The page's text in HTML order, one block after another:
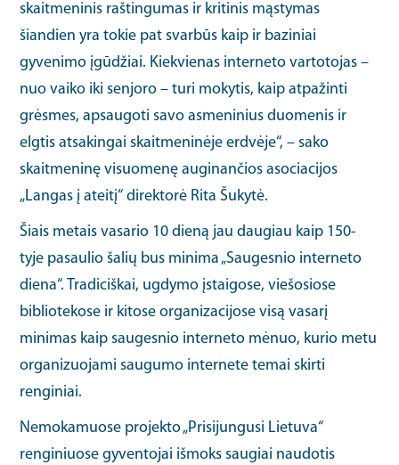
skaitmeninis raštingumas ir kritinis mąstymas
šiandien yra tokie pat svarbūs kaip ir baziniai
gyvenimo įgūdžiai. Kiekvienas interneto vartotojas –
nuo vaiko iki senjoro – turi mokytis, kaip atpažinti
grėsmes, apsaugoti savo asmeninius duomenis ir
elgtis atsakingai skaitmeninėje erdvėje“, – sako
skaitmeninę visuomenę auginančios asociacijos
„Langas į ateitį“ direktorė Rita Šukytė.
Šiais metais vasario 10 dieną jau daugiau kaip 150-
tyje pasaulio šalių bus minima „Saugesnio interneto
diena“. Tradiciškai, ugdymo įstaigose, viešosiose
bibliotekose ir kitose organizacijose visą vasarį
minimas kaip saugesnio interneto mėnuo, kurio metu
organizuojami saugumo internete temai skirti
renginiai.
Nemokamuose projekto „Prisijungusi Lietuva“
renginiuose gyventojai išmoks saugiai naudotis